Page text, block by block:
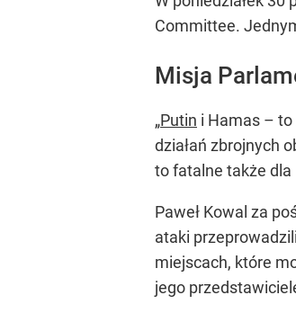
Committee.
Misja
„Putin i Hamas – to
działań zbrojnych
to fatalne także dla
Paweł Kowal za
ataki
miejscach, które
jego